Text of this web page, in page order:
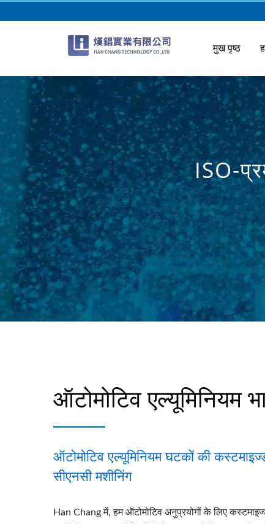
मुख पृष्ठ
ISO-
ऑटोमोटिव एल्यूमिनियम
ऑटोमोटिव एल्यूमिनियम घटकों की
सीएनसी मशीनिंग
Han Chang में, हम ऑटोमोटिव अनुप्रयोगों के लिए